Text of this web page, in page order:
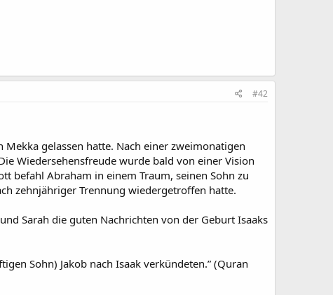
#42
Mekka gelassen hatte. Nach einer zweimonatigen
Wiedersehensfreude wurde bald von einer Vision
befahl Abraham in einem Traum, seinen Sohn zu
zehnjähriger Trennung wiedergetroffen hatte.
Sarah die guten Nachrichten von der Geburt Isaaks
Sohn) Jakob nach Isaak verkündeten.” (Quran